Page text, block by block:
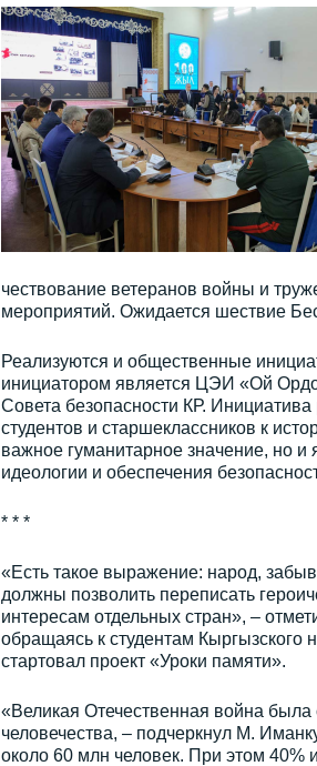
чествование ветеранов войны и
мероприятий. Ожидается шествие
Реализуются и общественные
инициатором является ЦЭИ «Ой
Совета безопасности КР.
студентов и старшеклассников к
важное гуманитарное значение, но
идеологии и обеспечения
* * *
«Есть такое выражение: народ,
должны позволить переписать
интересам отдельных стран», –
обращаясь к студентам Кыргызского
стартовал проект «Уроки памяти».
«Великая Отечественная война
человечества, – подчеркнул М.
около 60 млн человек. При этом 40%